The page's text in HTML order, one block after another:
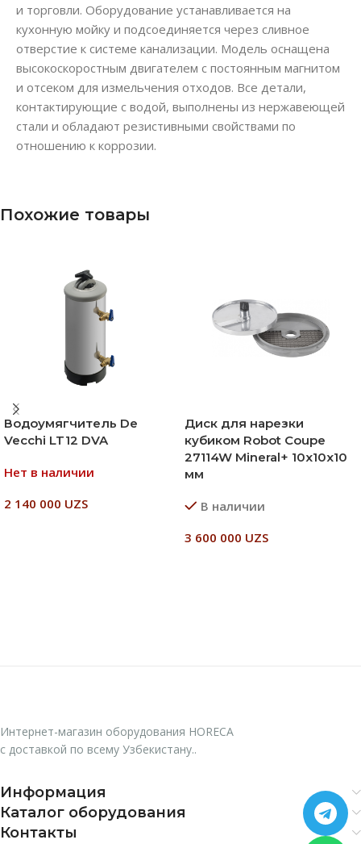
и торговли. Оборудование устанавливается на
кухонную мойку и подсоединяется через сливное
отверстие к системе канализации. Модель оснащена
высокоскоростным двигателем с постоянным магнитом
и отсеком для измельчения отходов. Все детали,
контактирующие с водой, выполнены из нержавеющей
стали и обладают резистивными свойствами по
отношению к коррозии.
Похожие товары
Водоумягчитель De
Vecchi LT12 DVA
Нет в наличии
2 140 000 UZS
Диск для нарезки
кубиком Robot Coupe
27114W Mineral+ 10х10х10
мм
В наличии
3 600 000 UZS
Интернет-магазин оборудования HORECA
с доставкой по всему Узбекистану..
Информация
Каталог оборудования
Контакты